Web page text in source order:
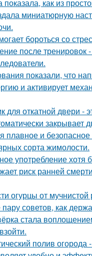
как из
миниатюрную
бороться со
после тренировок
показали, что
и активирует
для откатной двери -
закрывает
плавное и безопасное
сорта жимолости.
употребление хотя
риск ранней
огурцы от мучнистой
советов, как
стала
полив огорода